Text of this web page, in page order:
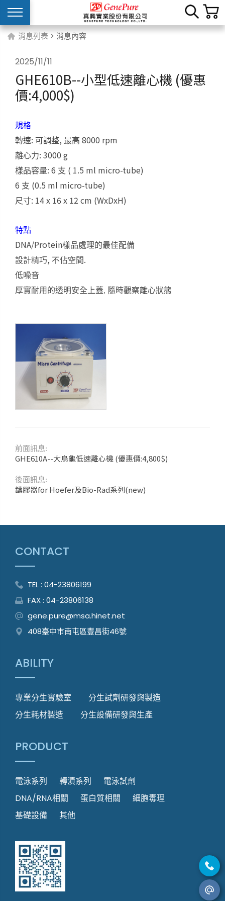
消息列表 > 消息內容
2025/11/11
GHE610B--小型低速離心機 (優惠
價:4,000$)
規格
轉速: 可調整, 最高 8000 rpm
離心力: 3000 g
樣品容量: 6 支 ( 1.5 ml micro-tube)
6 支 (0.5 ml micro-tube)
尺寸: 14 x 16 x 12 cm (WxDxH)
特點
DNA/Protein樣品處理的最佳配備
設計精巧, 不佔空間.
低噪音
厚實耐用的透明安全上蓋, 隨時觀察離心狀態
前面訊息:
GHE610A--大烏龜低速離心機 (優惠價:4,800$)
後面訊息:
鑄膠器for Hoefer及Bio-Rad系列(new)
CONTACT
TEL : 04-23806199
FAX : 04-23806138
gene.pure@msa.hinet.net
408臺中市南屯區豐昌街46號
ABILITY
專業分生實驗室
分生試劑研發與製造
分生耗材製造
分生設備研發與生產
PRODUCT
電泳系列 轉漬系列
電泳試劑
DNA/RNA相關
蛋白質相關
細胞毒理
基礎設備
其他